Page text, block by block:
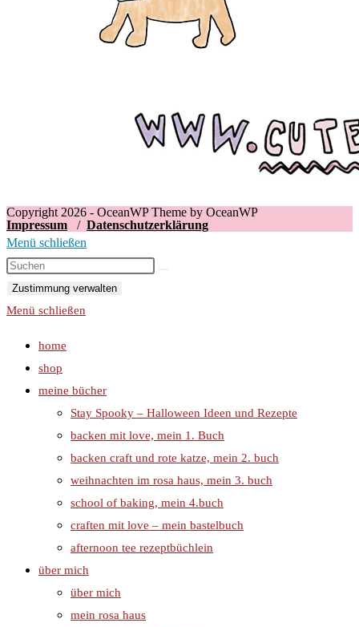
Copyright 2026 - OceanWP Theme by OceanWP
Impressum / Datenschutzerklärung
Menü schließen
Zustimmung verwalten
Menü schließen
home
shop
meine bücher
Stay Spooky – Halloween Ideen und Rezepte
backen mit love, mein 1. Buch
backen craft und rote katze, mein 2. buch
weihnachten im rosa haus, mein 3. buch
school of baking, mein 4.buch
craften mit love – mein bastelbuch
afternoon tee rezeptbüchlein
über mich
über mich
mein rosa haus